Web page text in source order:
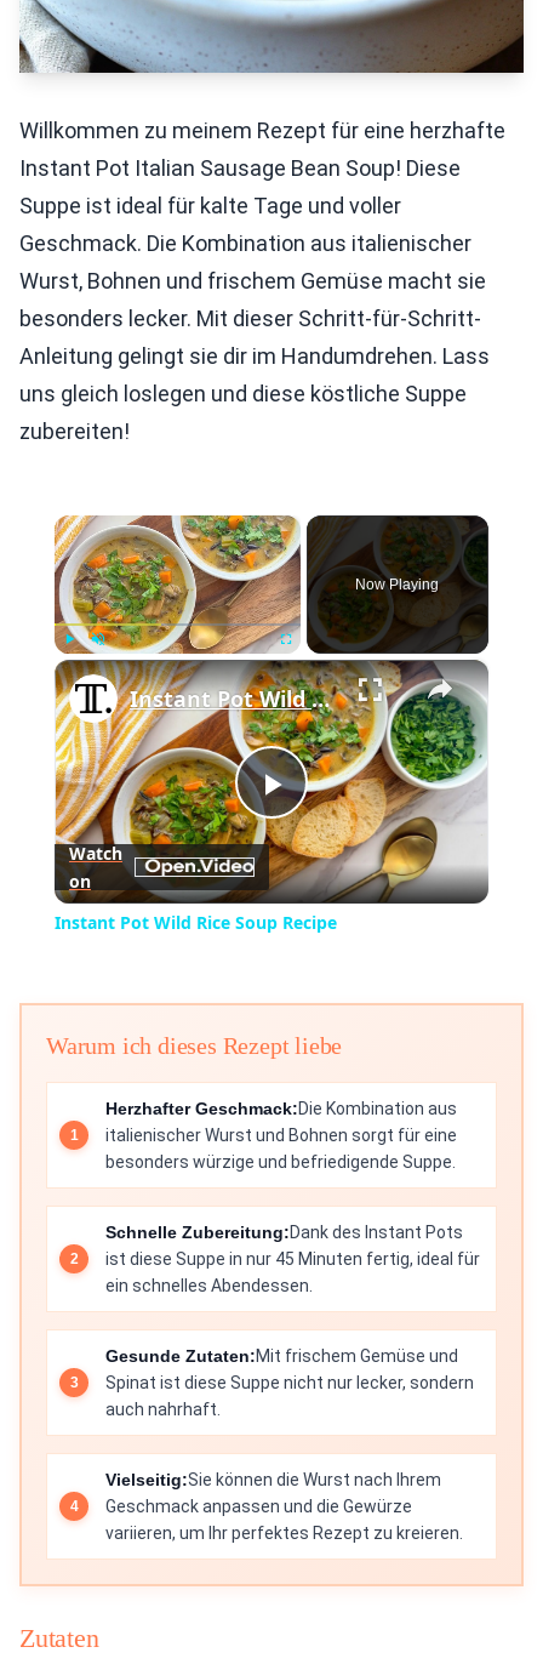
Willkommen zu meinem Rezept für eine herzhafte
Instant Pot Italian Sausage Bean Soup! Diese
Suppe ist ideal für kalte Tage und voller
Geschmack. Die Kombination aus italienischer
Wurst, Bohnen und frischem Gemüse macht sie
besonders lecker. Mit dieser Schritt-für-Schritt-
Anleitung gelingt sie dir im Handumdrehen. Lass
uns gleich loslegen und diese köstliche Suppe
zubereiten!
×
Play Unmute Fullscreen
Now Playing
×
Play
Video
Instant Pot Wild Rice Soup Recipe
Watch
on
Instant Pot Wild Rice Soup Recipe
Warum ich dieses Rezept liebe
Herzhafter Geschmack:Die Kombination aus
italienischer Wurst und Bohnen sorgt für eine
besonders würzige und befriedigende Suppe.
Schnelle Zubereitung:Dank des Instant Pots
ist diese Suppe in nur 45 Minuten fertig, ideal für
ein schnelles Abendessen.
Gesunde Zutaten:Mit frischem Gemüse und
Spinat ist diese Suppe nicht nur lecker, sondern
auch nahrhaft.
Vielseitig:Sie können die Wurst nach Ihrem
Geschmack anpassen und die Gewürze
variieren, um Ihr perfektes Rezept zu kreieren.
Zutaten